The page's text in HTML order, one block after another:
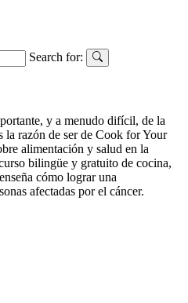
Search for:
y a menudo difícil, de la
la razón de ser de Cook for Your
alimentación y salud en la
bilingüe y gratuito de cocina,
cómo lograr una
afectadas por el cáncer.